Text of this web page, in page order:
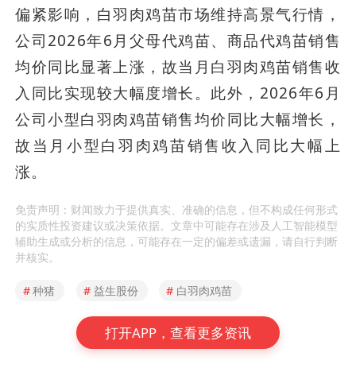
偏紧影响，白羽肉鸡苗市场维持高景气行情，
公司2026年6月父母代鸡苗、商品代鸡苗销售
均价同比显著上涨，故当月白羽肉鸡苗销售收
入同比实现较大幅度增长。此外，2026年6月
公司小型白羽肉鸡苗销售均价同比大幅增长，
故当月小型白羽肉鸡苗销售收入同比大幅上
涨。
免责声明：财闻致力于提供真实、准确的信息，但不构成任何形式
的实质性投资建议或决策依据。文章中可能存在涉及人工智能模型
辅助生成或分析的信息，可能存在一定的偏差或遗漏，请自行判断
并核实。
#种猪 # 益生股份 # 白羽肉鸡苗
打开APP，查看更多资讯